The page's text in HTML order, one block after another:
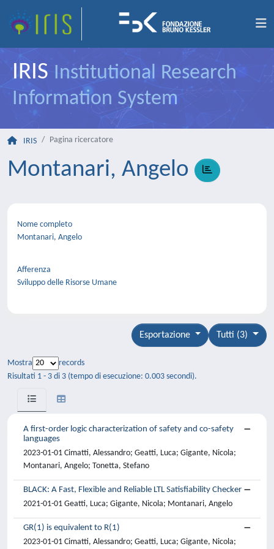
IRIS Institutional Research
Information System
IRIS Pagina ricercatore
Montanari, Angelo
Nome completo
Montanari, Angelo
Afferenza
Sviluppo delle Risorse Umane
Tutti (3)
Esportazione
Mostra
records
Risultati 1 - 3 di 3 (tempo di esecuzione: 0.003 secondi).
A first-order logic characterization of safety and co-safety
languages
2023-01-01 Cimatti, Alessandro; Geatti, Luca; Gigante, Nicola;
Montanari, Angelo; Tonetta, Stefano
BLACK: A Fast, Flexible and Reliable LTL Satisfiability Checker
2021-01-01 Geatti, Luca; Gigante, Nicola; Montanari, Angelo
GR(1) is equivalent to R(1)
2023-01-01 Cimatti, Alessandro; Geatti, Luca; Gigante, Nicola;